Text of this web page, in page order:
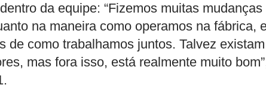
da equipe: “Fizemos muitas mudanças
na maneira como operamos na fábrica,
de como trabalhamos juntos. Talvez existam
mas fora isso, está realmente muito